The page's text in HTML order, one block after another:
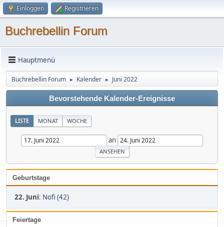
Einloggen Registrieren
Buchrebellin Forum
Hauptmenü
Buchrebellin Forum ► Kalender ► Juni 2022
Bevorstehende Kalender-Ereignisse
LISTE MONAT WOCHE
an
Geburtstage
22. Juni: Nofi (42)
Feiertage